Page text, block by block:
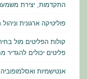
התקדמות, יצירת
פוליטיקה ארגונית
קולות הפליטים מול
פליטים יכולים להגדיר
אנטישמיות